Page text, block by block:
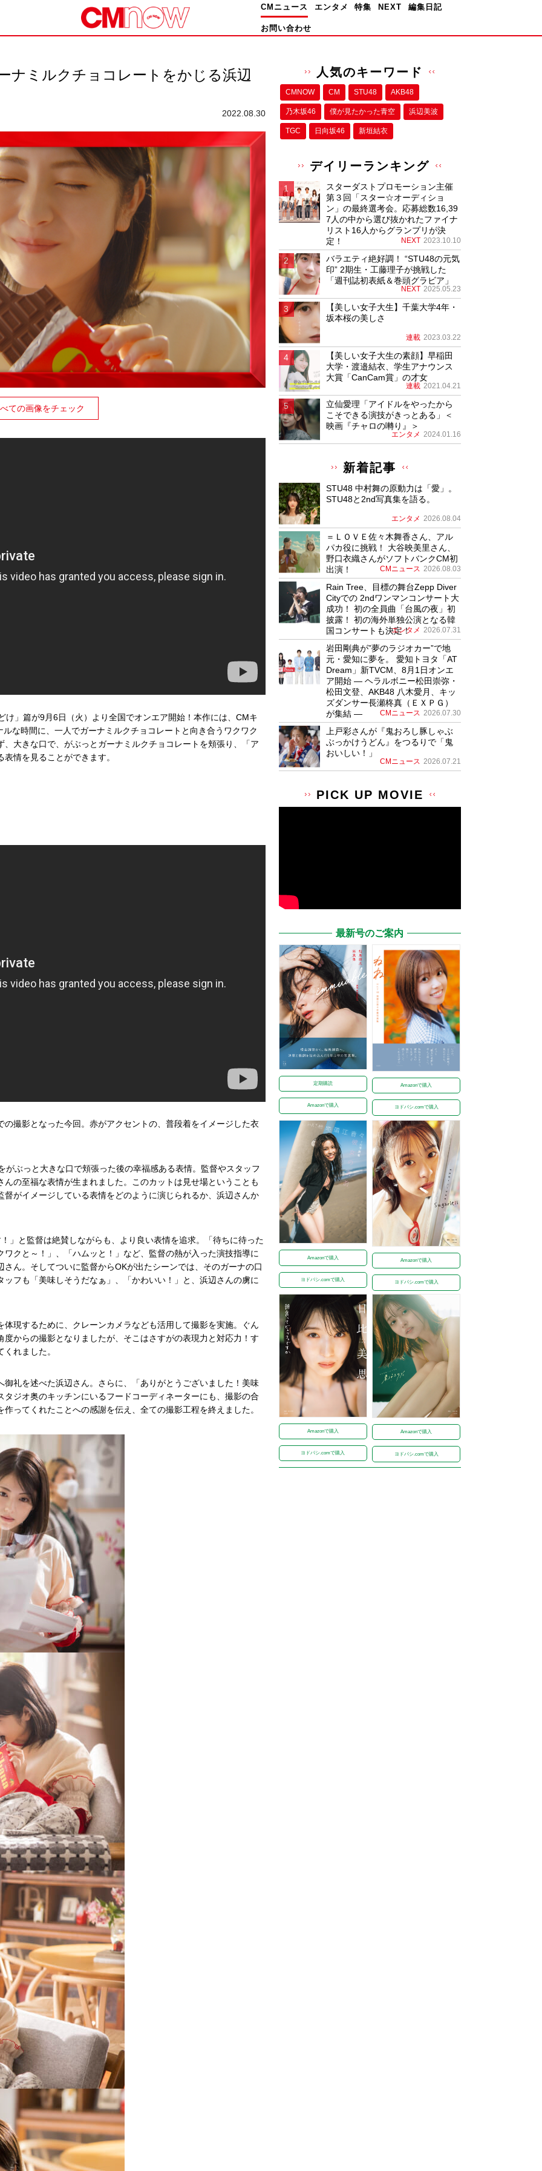
CMニュース エンタメ 特集 NEXT 編集日記
お問い合わせ
ナミルクチョコレートをかじる浜辺
2022.08.30
ての画像をチェック
」篇が9月6日（火）より全国でオンエア開始！本作には、CMキ
な時間に、一人でガーナミルクチョコレートと向き合うワクワク
大きな口で、がぶっとガーナミルクチョコレートを頬張り、「ア
情を見ることができます。
撮影となった今回。赤がアクセントの、普段着をイメージした衣
ぶっと大きな口で頬張った後の幸福感ある表情。監督やスタッフ
の至福な表情が生まれました。このカットは見せ場ということも
がイメージしている表情をどのように演じられるか、浜辺さんか
」と監督は絶賛しながらも、より良い表情を追求。「待ちに待った
クと～！」、「ハムッと！」など、監督の熱が入った演技指導に
ん。そしてついに監督からOKが出たシーンでは、そのガーナの口
フも「美味しそうだなぁ」、「かわいい！」と、浜辺さんの虜に
現するために、クレーンカメラなども活用して撮影を実施。ぐん
からの撮影となりましたが、そこはさすがの表現力と対応力！す
れました。
礼を述べた浜辺さん。さらに、「ありがとうございました！美味
ジオ奥のキッチンにいるフードコーディネーターにも、撮影の合
ってくれたことへの感謝を伝え、全ての撮影工程を終えました。
人気のキーワード
CMNOW CM STU48 AKB48
乃木坂46 僕が⾒たかった⻘空 浜辺美波
TGC 日向坂46 新垣結衣
デイリーランキング
スターダストプロモーション主催
第３回「スター☆オーディショ
ン」の最終選考会。応募総数16,39
7人の中から選び抜かれたファイナ
リスト16人からグランプリが決
定！
NEXT 2023.10.10
バラエティ絶好調！ “STU48の元気
印” 2期生・工藤理子が挑戦した
「週刊誌初表紙＆巻頭グラビア」
NEXT 2025.05.23
【美しい女子大生】千葉大学4年・
坂本桜の美しさ
連載 2023.03.22
【美しい女子大生の素顔】早稲田
大学・渡邉結衣、学生アナウンス
大賞「CanCam賞」の才女
連載 2021.04.21
立仙愛理「アイドルをやったから
こそできる演技がきっとある」＜
映画『チャロの囀り』＞
エンタメ 2024.01.16
新着記事
STU48 中村舞の原動力は「愛」。
STU48と2nd写真集を語る。
エンタメ 2026.08.04
＝ＬＯＶＥ佐々木舞香さん、アル
パカ役に挑戦！ 大谷映美里さん、
野口衣織さんがソフトバンクCM初
出演！
CMニュース 2026.08.03
Rain Tree、目標の舞台Zepp Diver
Cityでの 2ndワンマンコンサート大
成功！ 初の全員曲「台風の夜」初
披露！ 初の海外単独公演となる韓
国コンサートも決定！
エンタメ 2026.07.31
岩田剛典が”夢のラジオカー”で地
元・愛知に夢を。 愛知トヨタ「AT
Dream」新TVCM、8月1日オンエ
ア開始 ― ヘラルボニー松田崇弥・
松田文登、AKB48 八木愛月、キッ
ズダンサー長瀬柊真（ＥＸＰＧ）
が集結 ―
CMニュース 2026.07.30
上戸彩さんが『鬼おろし豚しゃぶ
ぶっかけうどん』をつるりで「鬼
おいしい！」
CMニュース 2026.07.21
PICK UP MOVIE
最新号のご案内
定期購読
Amazonで購入
Amazonで購入
ヨドバシ.comで購入
Amazonで購入
ヨドバシ.comで購入
Amazonで購入
ヨドバシ.comで購入
Amazonで購入
ヨドバシ.comで購入
Amazonで購入
ヨドバシ.comで購入